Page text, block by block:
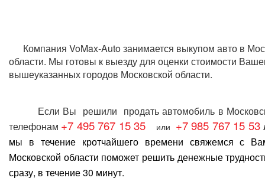
Компания VoMax-Auto занимается выкупом авто в
области. Мы готовы к выезду для оценки стоимости
вышеуказанных городов Московской области.
Если Вы решили продать автомобиль в
телефонам +7 495 767 15 35 или +7 985 767 15 53
мы в течение кротчайшего времени свяжемся с
Московской области поможет решить денежные
сразу, в течение 30 минут.